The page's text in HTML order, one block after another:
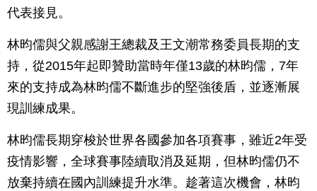
代表接見。
林昀儒與父親感謝王總裁及王文潮常務委員長期的支
持，從2015年起即贊助當時年僅13歲的林昀儒，7年
來的支持成為林昀儒不斷進步的堅強後盾，並逐漸展
現訓練成果。
林昀儒長期穿梭於世界各國參加各項賽事，雖近2年受
疫情影響，全球賽事陸續取消及延期，但林昀儒仍不
放棄持續在國內訓練提升水準。趁著這次機會，林昀